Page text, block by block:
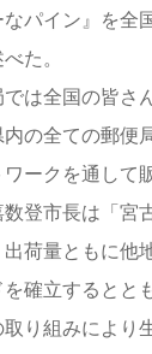
パイン』を全
た。
は全国の皆さ
の全ての郵便
ークを通して
登市長は「宮
出荷量ともに他
確立するとと
り組みにより